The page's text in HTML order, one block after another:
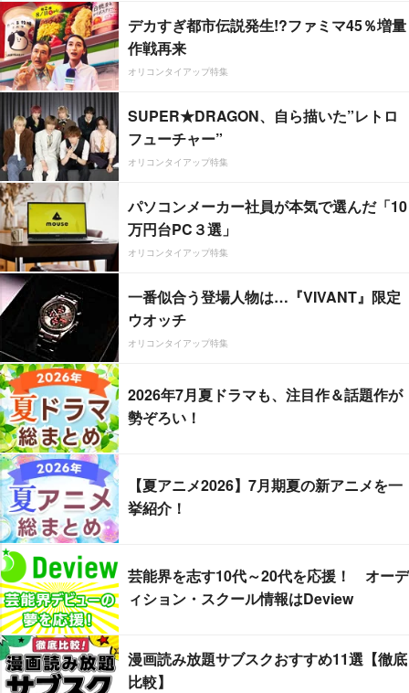
デカすぎ都市伝説発生!?ファミマ45％増量
作戦再来
オリコンタイアップ特集
SUPER★DRAGON、自ら描いた”レトロ
フューチャー”
オリコンタイアップ特集
パソコンメーカー社員が本気で選んだ「10
万円台PC３選」
オリコンタイアップ特集
一番似合う登場人物は…『VIVANT』限定
ウオッチ
オリコンタイアップ特集
2026年7月夏ドラマも、注目作＆話題作が
勢ぞろい！
【夏アニメ2026】7月期夏の新アニメを一
挙紹介！
芸能界を志す10代～20代を応援！ オーデ
ィション・スクール情報はDeview
漫画読み放題サブスクおすすめ11選【徹底
比較】